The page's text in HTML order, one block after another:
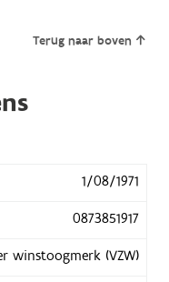
Terug naar boven
1/08/1971
0873851917
winstoogmerk (VZW)